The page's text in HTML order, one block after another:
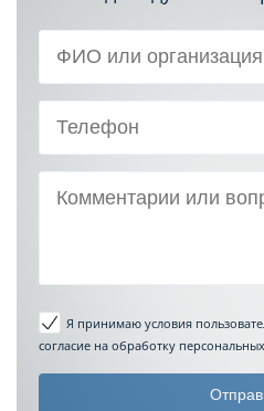
Я принимаю условия
согласие на обработку